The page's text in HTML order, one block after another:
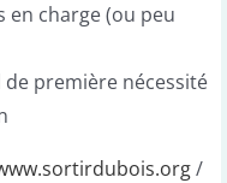
en charge (ou peu
de première nécessité
/